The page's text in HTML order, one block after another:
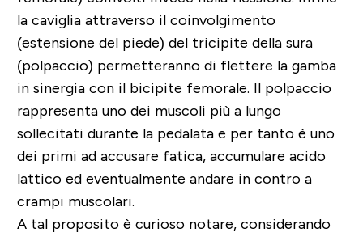
la caviglia attraverso il coinvolgimento
(estensione del piede) del tricipite della sura
(polpaccio) permetteranno di flettere la gamba
in sinergia con il bicipite femorale. Il polpaccio
rappresenta uno dei muscoli più a lungo
sollecitati durante la pedalata e per tanto è uno
dei primi ad accusare fatica, accumulare acido
lattico ed eventualmente andare in contro a
crampi muscolari.
A tal proposito è curioso notare, considerando